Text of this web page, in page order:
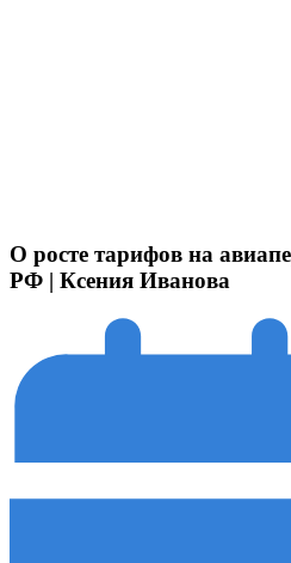
О росте тарифов на
РФ | Ксения Иванова